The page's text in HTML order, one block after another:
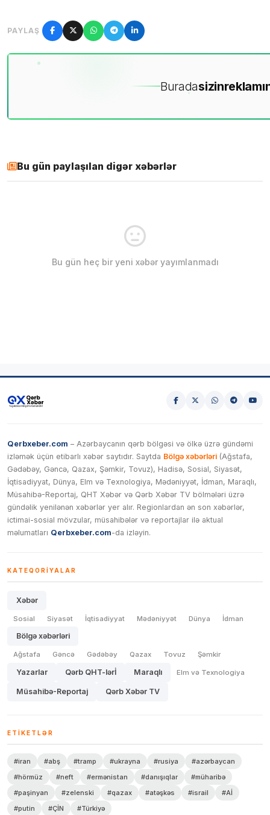
PAYLAŞ
Buradasizin
Bu gün paylaşılan digər xəbərlər
Bu gün heç bir yeni xəbər yayımlanmadı
Qerbxeber.com – Azərbaycanın qərb bölgəsi və ölkə üzrə gündəmi
izləmək üçün etibarlı xəbər saytıdır. Saytda Bölgə xəbərləri (Ağstafa,
Gədəbəy, Gəncə, Qazax, Şəmkir, Tovuz), Hadisə, Sosial, Siyasət,
İqtisadiyyat, Dünya, Elm və Texnologiya, Mədəniyyət, İdman, Maraqlı,
Müsahibə-Reportaj, QHT Xəbər və Qərb Xəbər TV bölmələri üzrə
gündəlik yenilənən xəbərlər yer alır. Regionlardan ən son xəbərlər,
ictimai-sosial mövzular, müsahibələr və reportajlar ilə aktual
məlumatları Qerbxeber.com-da izləyin.
KATEQORIYALAR
Xəbər
Sosial Siyasət İqtisadiyyat Mədəniyyət Dünya İdman
Bölgə xəbərləri
Ağstafa Gəncə Gədəbəy Qazax Tovuz Şəmkir
Yazarlar Qərb QHT-lərİ Maraqlı Elm və Texnologiya
Müsahibə-Reportaj Qərb Xəbər TV
ETIKETLƏR
#iran #abş #tramp #ukrayna #rusiya
#azərbaycan
#hörmüz
#neft #ermənistan #danışıqlar
#müharibə
#paşinyan
#zelenski #qazax #atəşkəs #israil
#Aİ
#putin
#ÇİN #Türkiyə